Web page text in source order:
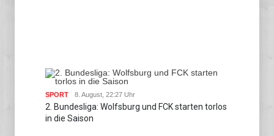
SPORT 8. August, 22:27 Uhr
2. Bundesliga: Wolfsburg und FCK starten torlos
in die Saison